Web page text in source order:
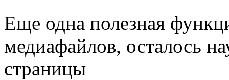
Еще одна полезная
медиафайлов, осталось
страницы